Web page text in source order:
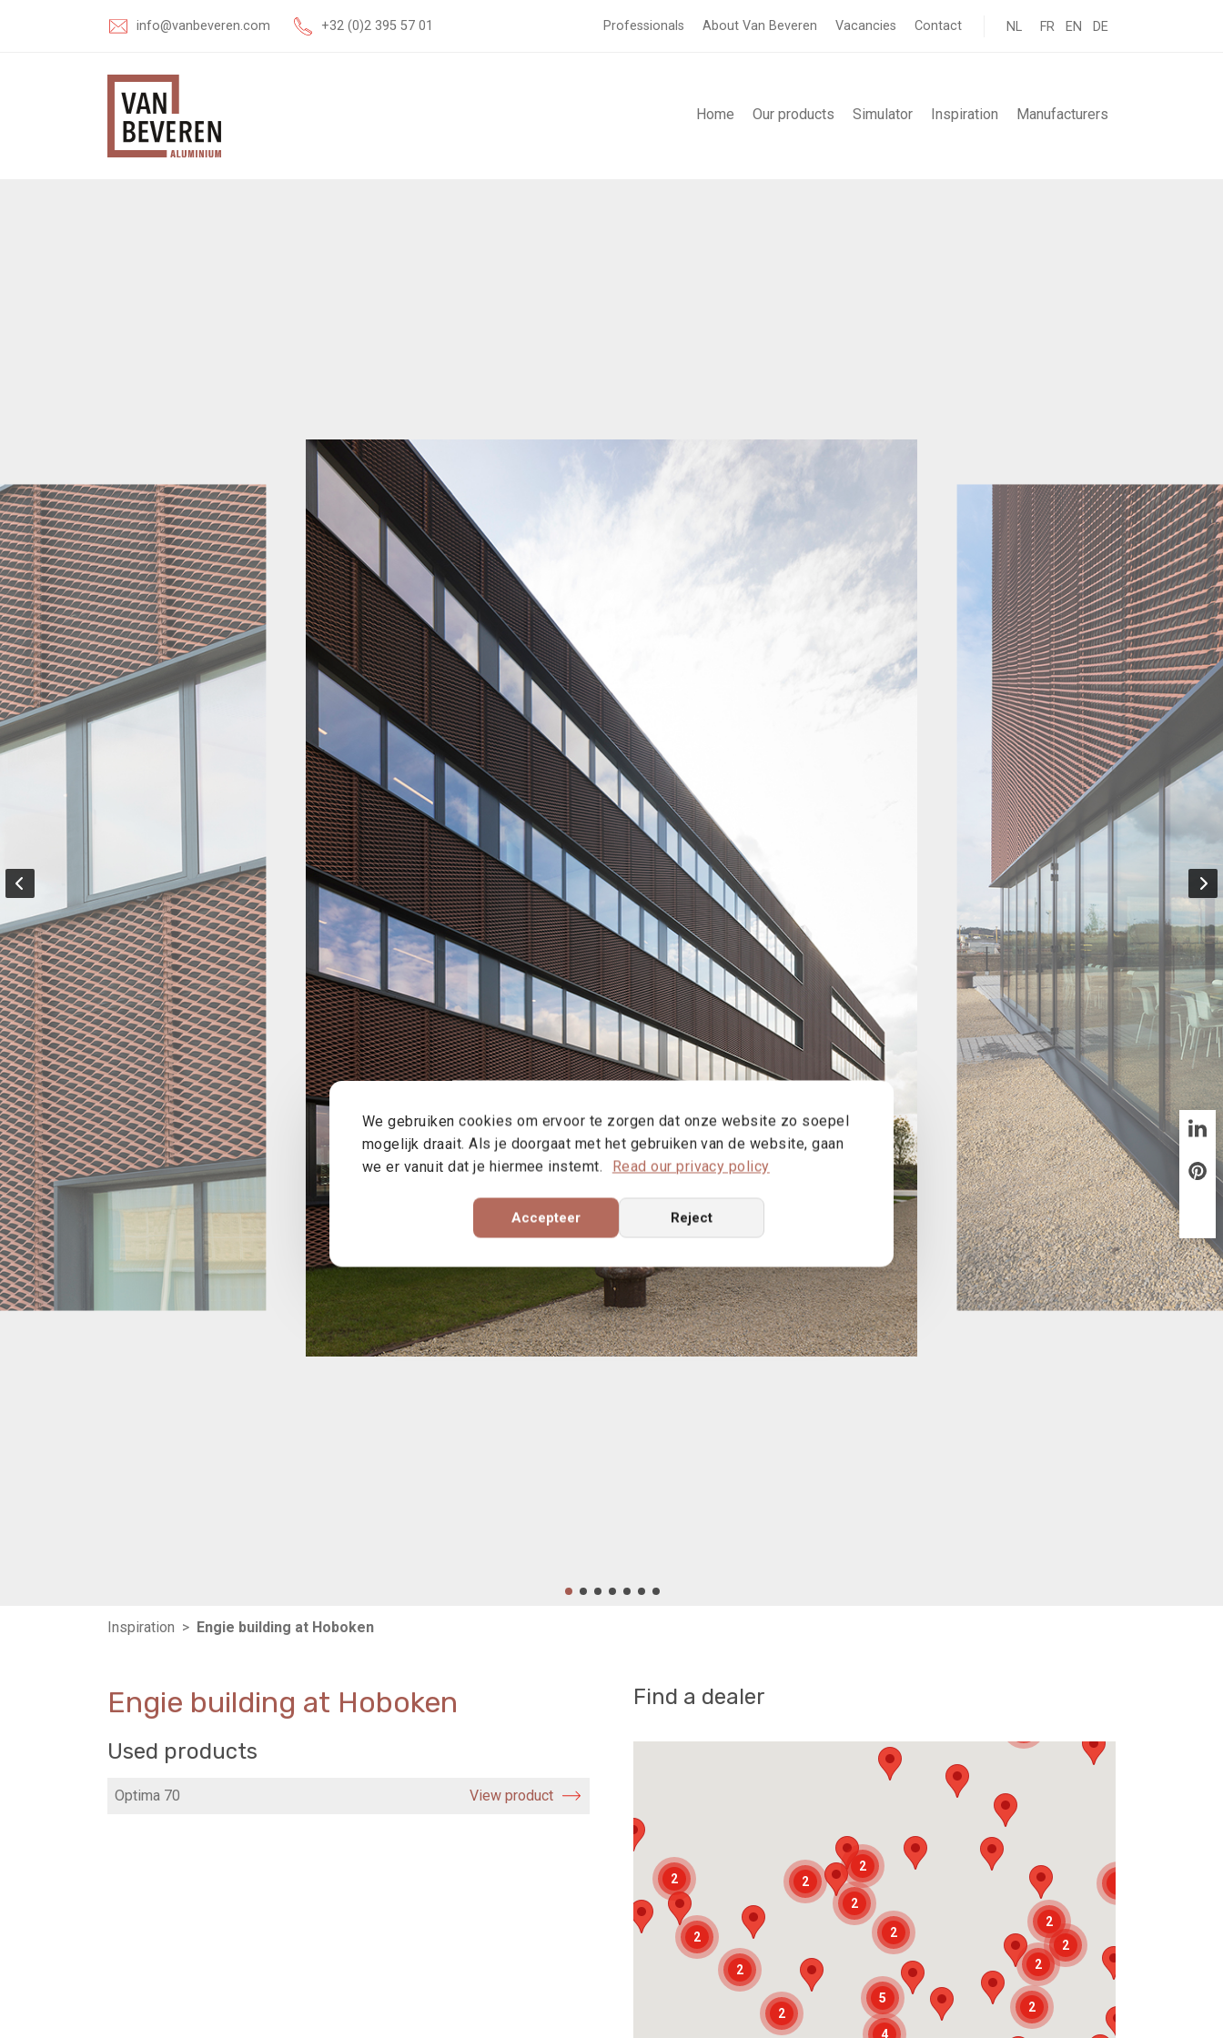
info@vanbeveren.com +32 (0)2 395 57 01 Professionals About Van Beveren Vacancies Contact NL FR EN DE
Home Our products Simulator Inspiration Manufacturers
Inspiration > Engie building at Hoboken
Engie building at Hoboken
Used products
Optima 70 View product
Find a dealer
2
4
5
2
2
2
2
2
2
2
2
2
2
2
We gebruiken cookies om ervoor te zorgen dat onze website zo soepel
mogelijk draait. Als je doorgaat met het gebruiken van de website, gaan
we er vanuit dat je hiermee instemt.
Read our privacy policy
Accepteer Reject